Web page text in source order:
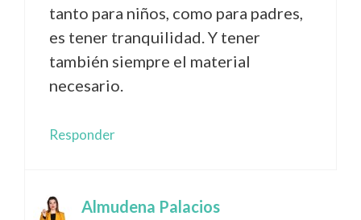
tanto para niños, como para padres,
es tener tranquilidad. Y tener
también siempre el material
necesario.
Responder
Almudena Palacios